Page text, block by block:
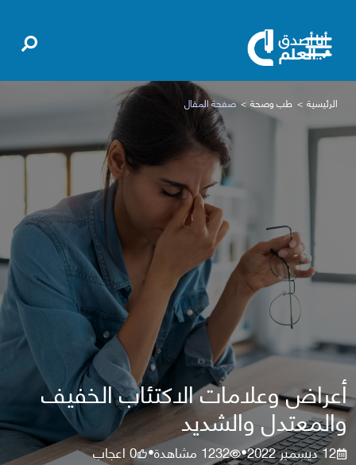
الرئيسية طب وصحة صفحة المقال
أعراض وعلامات الاكتئاب الخفيف
والمعتدل والشديد
12 ديسمبر 2022 •
1232 مشاهدة•
0اعجاب